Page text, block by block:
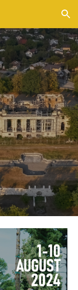
Skip to navigation